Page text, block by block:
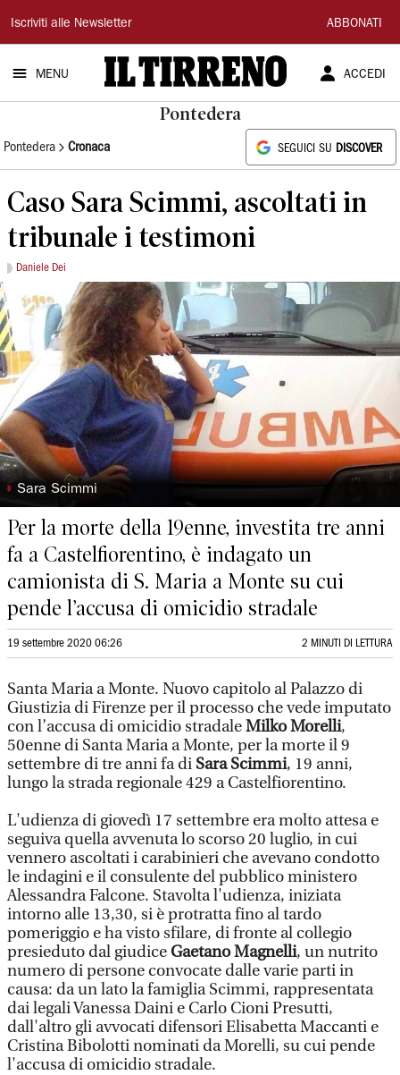
Il
Tirreno
Iscriviti alle Newsletter ABBONATI
MENU ACCEDI
Pontedera
Pontedera Cronaca SEGUICI SU DISCOVER
Caso Sara Scimmi, ascoltati in
tribunale i testimoni
Daniele Dei
◗ Sara Scimmi
Per la morte della 19enne, investita tre anni
fa a Castelfiorentino, è indagato un
camionista di S. Maria a Monte su cui
pende l’accusa di omicidio stradale
19 settembre 2020 06:26 2 MINUTI DI LETTURA
Santa Maria a Monte. Nuovo capitolo al Palazzo di
Giustizia di Firenze per il processo che vede imputato
con l’accusa di omicidio stradaleMilko Morelli,
50enne di Santa Maria a Monte, per la morte il 9
settembre di tre anni fa di Sara Scimmi, 19 anni,
lungo la strada regionale 429 a Castelfiorentino.
L'udienza di giovedì 17 settembre era molto attesa e
seguiva quella avvenuta lo scorso 20 luglio, in cui
vennero ascoltati i carabinieri che avevano condotto
le indagini e il consulente del pubblico ministero
Alessandra Falcone. Stavolta l'udienza, iniziata
intorno alle 13,30, si è protratta fino al tardo
pomeriggio e ha visto sfilare, di fronte al collegio
presieduto dal giudiceGaetano Magnelli, un nutrito
numero di persone convocate dalle varie parti in
causa: da un lato la famiglia Scimmi, rappresentata
dai legali Vanessa Daini e Carlo Cioni Presutti,
dall'altro gli avvocati difensori Elisabetta Maccanti e
Cristina Bibolotti nominati da Morelli, su cui pende
l'accusa di omicidio stradale.